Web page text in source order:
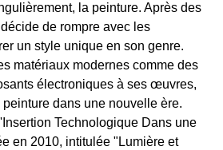
la peinture. Après des
de rompre avec les
un style unique en son genre.
matériaux modernes comme des
électroniques à ses œuvres,
dans une nouvelle ère.
Technologique Dans une
en 2010, intitulée "Lumière et